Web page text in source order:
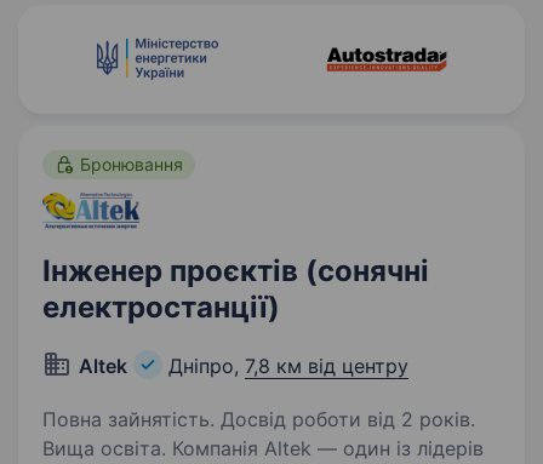
Бронювання
Інженер проєктів (сонячні
електростанції)
Altek Дніпро, 7,8 км від центру
Повна зайнятість. Досвід роботи від 2 років.
Вища освіта. Компанія Altek — один із лідерів